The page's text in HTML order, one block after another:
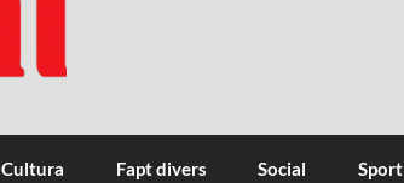
Cultura Fapt divers Social Sport